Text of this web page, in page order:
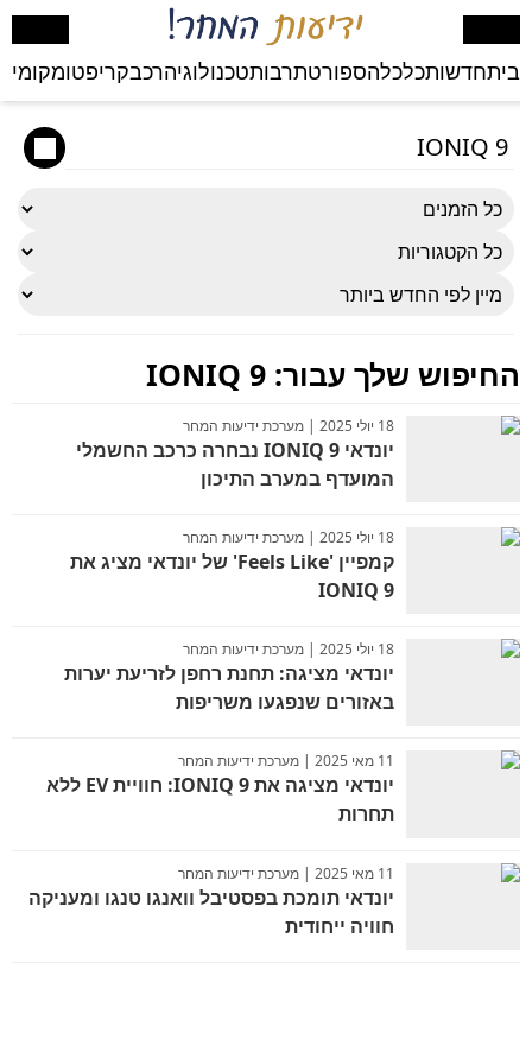
ביתחדשותכלכלהספורטתרבותטכנולוגיהרכבקריפטומקומי
החיפוש שלך עבור: IONIQ 9
18 יולי 2025 | מערכת ידיעות המחר
יונדאי IONIQ 9 נבחרה כרכב החשמלי
המועדף במערב התיכון
18 יולי 2025 | מערכת ידיעות המחר
קמפיין 'Feels Like' של יונדאי מציג את
IONIQ 9
18 יולי 2025 | מערכת ידיעות המחר
יונדאי מציגה: תחנת רחפן לזריעת יערות
באזורים שנפגעו משריפות
11 מאי 2025 | מערכת ידיעות המחר
יונדאי מציגה את IONIQ 9: חוויית EV ללא
תחרות
11 מאי 2025 | מערכת ידיעות המחר
יונדאי תומכת בפסטיבל וואנגו טנגו ומעניקה
חוויה ייחודית